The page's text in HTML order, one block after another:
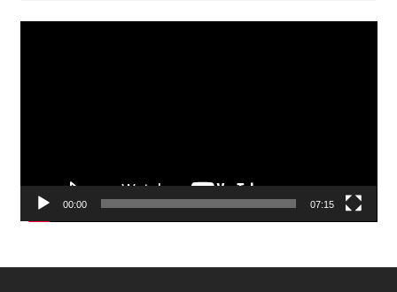
00:00 07:15